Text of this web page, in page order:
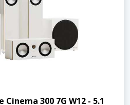
300 7G W12 - 5.1